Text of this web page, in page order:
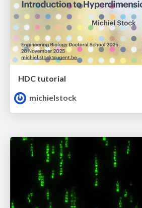
HDC tutorial
michielstock